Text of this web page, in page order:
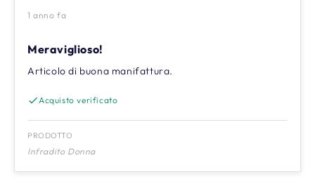
1 anno fa
Meraviglioso!
Articolo di buona manifattura.
Acquisto verificato
PRODOTTO
Infradito Donna